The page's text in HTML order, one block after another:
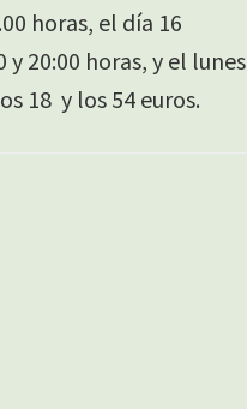
horas, el día 16
y 20:00 horas, y el lunes
18 y los 54 euros.